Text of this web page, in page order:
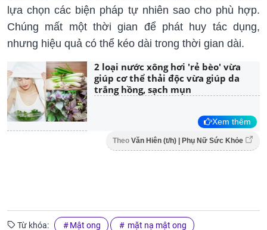
lựa chọn các biện pháp tự nhiên sao cho phù hợp.
Chúng mất một thời gian để phát huy tác dụng,
nhưng hiệu quả có thể kéo dài trong thời gian dài.
2 loại nước xông hơi 'rẻ bèo' vừa
giúp cơ thể thải độc vừa giúp da
trắng hồng, sạch mụn
Xem thêm
Theo Văn Hiên (t/h) | Phụ Nữ Sức Khỏe
Từ khóa: Mật ong mặt nạ mật ong